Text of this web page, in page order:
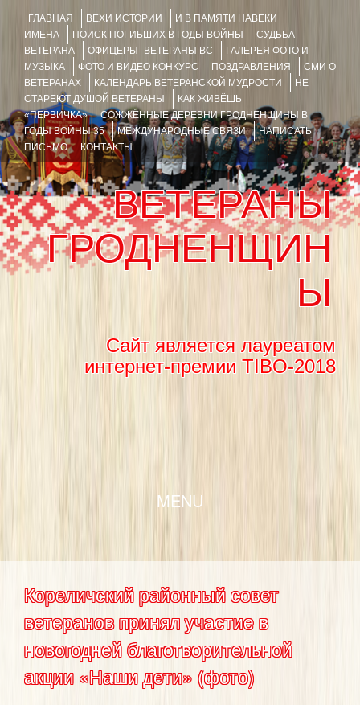
ГЛАВНАЯ ВЕХИ ИСТОРИИ
И В ПАМЯТИ НАВЕКИ
ИМЕНА
ПОИСК ПОГИБШИХ В ГОДЫ ВОЙНЫ
СУДЬБА
ВЕТЕРАНА
ОФИЦЕРЫ- ВЕТЕРАНЫ ВС
ГАЛЕРЕЯ ФОТО И
МУЗЫКА
ФОТО И ВИДЕО КОНКУРС ПОЗДРАВЛЕНИЯ
СМИ О
ВЕТЕРАНАХ
КАЛЕНДАРЬ ВЕТЕРАНСКОЙ МУДРОСТИ
НЕ
СТАРЕЮТ ДУШОЙ ВЕТЕРАНЫ
КАК ЖИВЁШЬ
«ПЕРВИЧКА»
СОЖЖЁННЫЕ ДЕРЕВНИ ГРОДНЕНЩИНЫ В
ГОДЫ ВОЙНЫ 35
МЕЖДУНАРОДНЫЕ СВЯЗИ
НАПИСАТЬ
ПИСЬМО
КОНТАКТЫ
ВЕТЕРАНЫ
ГРОДНЕНЩИН
Ы
Сайт является лауреатом
интернет-премии TIBO-2018
MENU
Кореличский районный совет
ветеранов принял участие в
новогодней благотворительной
акции «Наши дети» (фото)